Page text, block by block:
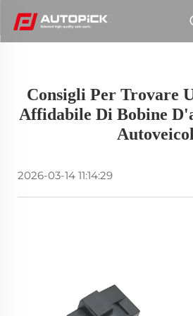
Consigli Per Trovare
Affidabile Di Bobine
2026-03-14 11:14:29